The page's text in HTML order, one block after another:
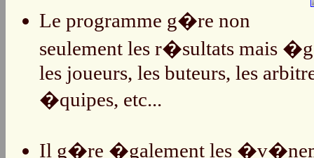
Le programme g�re non
seulement les r�sultats mais
les joueurs, les buteurs, les
�quipes, etc...
Il g�re �galement les